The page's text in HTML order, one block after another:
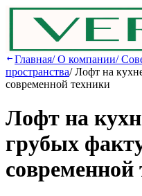
Главная/О компании/
пространства/Лoфт нa
coвpeмeннoй тexники
Лoфт нa
гpубыx
coвpeмeннoй